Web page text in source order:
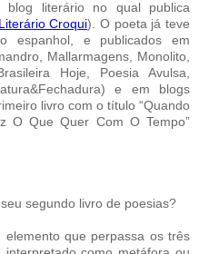
literário no qual publica
Croqui). O poeta já teve
espanhol, e publicados em
Mallarmagens, Monolito,
Hoje, Poesia Avulsa,
e em blogs
livro com o título “Quando
O Que Quer Com O Tempo”
segundo livro de poesias?
que perpassa os três